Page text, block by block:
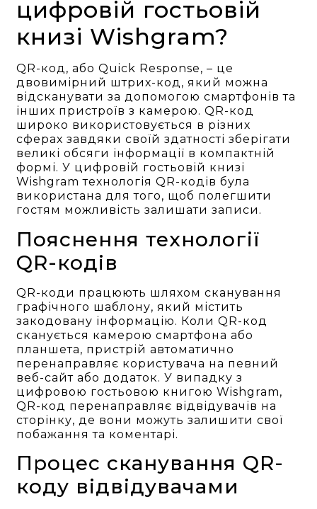
цифровій гостьовій
книзі Wishgram?
QR-код, або Quick Response, – це
двовимірний штрих-код, який можна
відсканувати за допомогою смартфонів та
інших пристроїв з камерою. QR-код
широко використовується в різних
сферах завдяки своїй здатності зберігати
великі обсяги інформації в компактній
формі. У цифровій гостьовій книзі
Wishgram технологія QR-кодів була
використана для того, щоб полегшити
гостям можливість залишати записи.
Пояснення технології
QR-кодів
QR-коди працюють шляхом сканування
графічного шаблону, який містить
закодовану інформацію. Коли QR-код
сканується камерою смартфона або
планшета, пристрій автоматично
перенаправляє користувача на певний
веб-сайт або додаток. У випадку з
цифровою гостьовою книгою Wishgram,
QR-код перенаправляє відвідувачів на
сторінку, де вони можуть залишити свої
побажання та коментарі.
Процес сканування QR-
коду відвідувачами